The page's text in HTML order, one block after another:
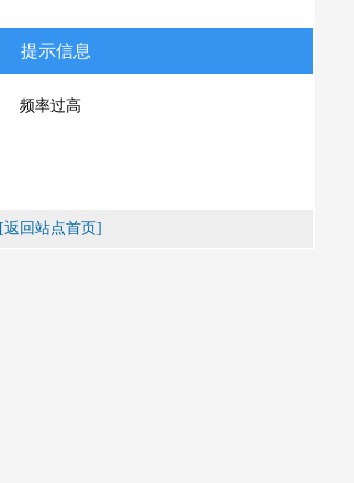
提示信息
频率过高
[返回站点首页]